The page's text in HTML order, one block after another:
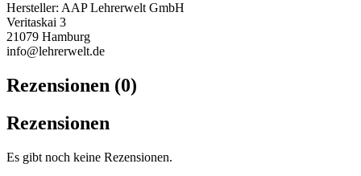
Hersteller: AAP Lehrerwelt GmbH
Veritaskai 3
21079 Hamburg
info@lehrerwelt.de
Rezensionen (0)
Rezensionen
Es gibt noch keine Rezensionen.